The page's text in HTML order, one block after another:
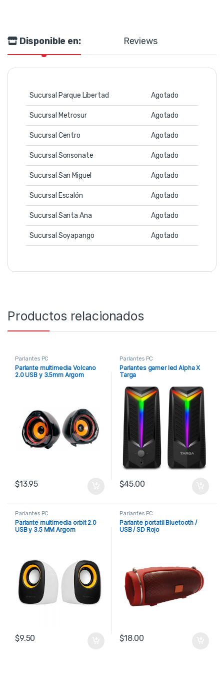
Disponible en: Reviews
Sucursal Parque Libertad Agotado
Sucursal Metrosur Agotado
Sucursal Centro Agotado
Sucursal Sonsonate Agotado
Sucursal San Miguel Agotado
Sucursal Escalón Agotado
Sucursal Santa Ana Agotado
Sucursal Soyapango Agotado
Productos relacionados
Parlantes PC
Parlante multimedia Volcano
2.0 USB y 3.5mm Argom
$13.95
Parlantes PC
Parlantes gamer led Alpha X
Targa
$45.00
Parlantes PC
Parlante multimedia orbit 2.0
USB y 3.5 MM Argom
$9.50
Parlantes PC
Parlante portatil Bluetooth /
USB / SD Rojo
$18.00